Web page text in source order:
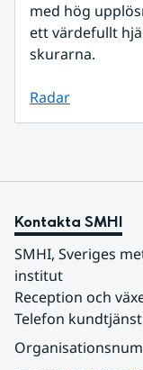
med hög
ett värdefullt
skurarna.
Radar
Kontakta SMHI
SMHI, Sveriges
institut
Reception och
Telefon